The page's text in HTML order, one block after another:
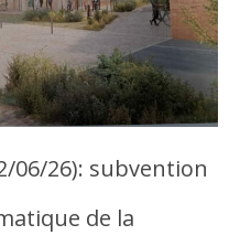
06/26): subvention
de la